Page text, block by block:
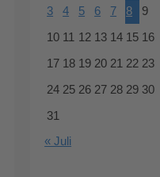
3 4 5 6 7 8 9
10 11 12 13 14 15 16
17 18 19 20 21 22 23
24 25 26 27 28 29 30
31
« Juli